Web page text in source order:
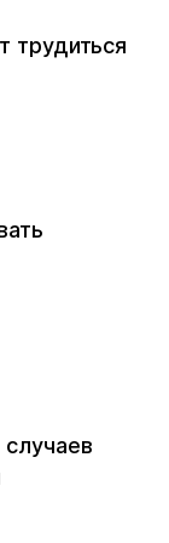
трудиться